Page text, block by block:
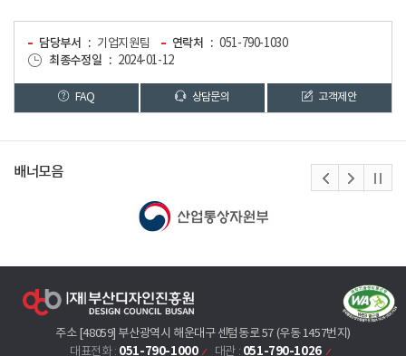
담당부서 기업지원팀 연락처
051-790-1030
최종수정일
2024-01-12
FAQ 상담문의 고객제안
배너모음
주소 [48059] 부산광역시 해운대구 센텀동로 57 (우동 1457번지)
대표전화 : 051-790-1000 대관 : 051-790-1026